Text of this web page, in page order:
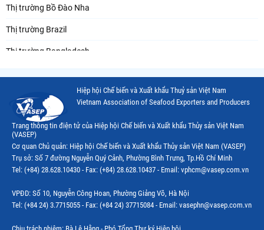
Thị trường Bồ Đào Nha
Thị trường Brazil
Thị trường Bangladesh
Thị trường Canada
Thị trường Ecuador
Thị trường EU
Thị trường Indonesia
Thị trường Mỹ
Thị trường Nga
Hiệp hội Chế biến và Xuất khẩu Thuỷ sản Việt Nam
Vietnam Association of Seafood Exporters and Producers
Trang thông tin điện tử của Hiệp hội Chế biến và Xuất khẩu Thủy sản Việt Nam
(VASEP)
Cơ quan Chủ quản: Hiệp hội Chế biến và Xuất khẩu Thủy sản Việt Nam (VASEP)
Trụ sở: Số 7 đường Nguyễn Quý Cảnh, Phường Bình Trưng, Tp.Hồ Chí Minh
Tel: (+84) 28.628.10430 - Fax: (+84) 28.628.10437 - Email: vphcm@vasep.com.vn
VPĐD: Số 10, Nguyễn Công Hoan, Phường Giảng Võ, Hà Nội
Tel: (+84 24) 3.7715055 - Fax: (+84 24) 37715084 - Email: vasephn@vasep.com.vn